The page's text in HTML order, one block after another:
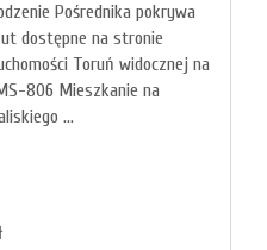
Pośrednika pokrywa
dostępne na stronie
Toruń widocznej na
806 Mieszkanie na
...